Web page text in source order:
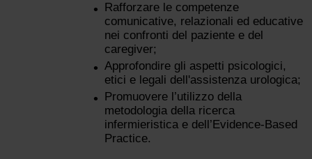
Rafforzare le competenze
comunicative, relazionali ed educative
nei confronti del paziente e del
caregiver;
Approfondire gli aspetti psicologici,
etici e legali dell'assistenza urologica;
Promuovere l’utilizzo della
metodologia della ricerca
infermieristica e dell’Evidence-Based
Practice.